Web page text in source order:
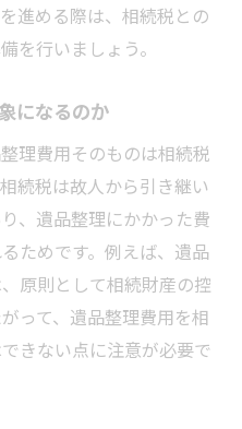
進める際は、相続税との
を行いましょう。
になるのか
理費用そのものは相続税
続税は故人から引き継い
、遺品整理にかかった費
ためです。例えば、遺品
原則として相続財産の控
って、遺品整理費用を相
きない点に注意が必要で